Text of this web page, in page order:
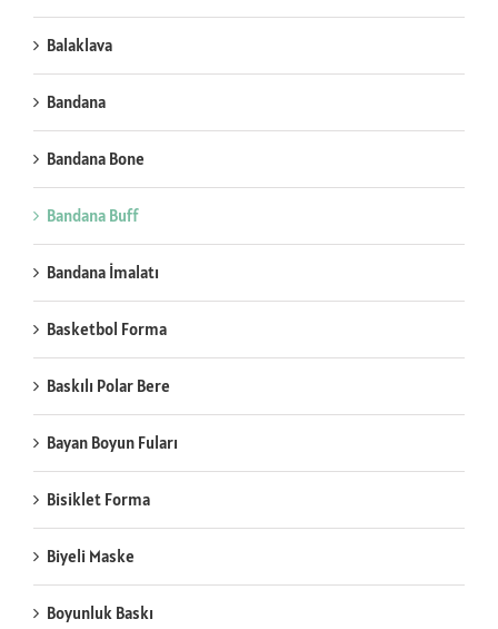
Balaklava
Bandana
Bandana Bone
Bandana Buff
Bandana İmalatı
Basketbol Forma
Baskılı Polar Bere
Bayan Boyun Fuları
Bisiklet Forma
Biyeli Maske
Boyunluk Baskı